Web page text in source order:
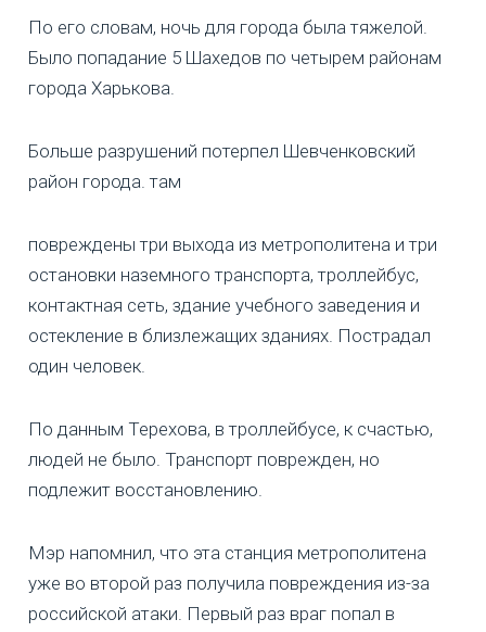
По его словам, ночь для города была тяжелой.
Было попадание 5 Шахедов по четырем районам
города Харькова.
Больше разрушений потерпел Шевченковский
район города. там
повреждены три выхода из метрополитена и три
остановки наземного транспорта, троллейбус,
контактная сеть, здание учебного заведения и
остекление в близлежащих зданиях. Пострадал
один человек.
По данным Терехова, в троллейбусе, к счастью,
людей не было. Транспорт поврежден, но
подлежит восстановлению.
Мэр напомнил, что эта станция метрополитена
уже во второй раз получила повреждения из-за
российской атаки. Первый раз враг попал в